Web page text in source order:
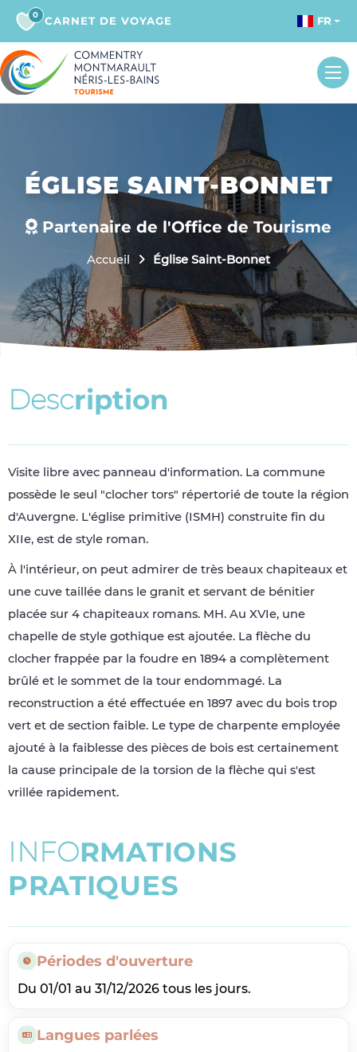
0 CARNET DE VOYAGE FR
ÉGLISE SAINT-BONNET
Partenaire de l'Office de Tourisme
Accueil Église Saint-Bonnet
Description
Visite libre avec panneau d'information. La commune
possède le seul "clocher tors" répertorié de toute la région
d'Auvergne. L'église primitive (ISMH) construite fin du
XIIe, est de style roman.
À l'intérieur, on peut admirer de très beaux chapiteaux et
une cuve taillée dans le granit et servant de bénitier
placée sur 4 chapiteaux romans. MH. Au XVIe, une
chapelle de style gothique est ajoutée. La flèche du
clocher frappée par la foudre en 1894 a complètement
brûlé et le sommet de la tour endommagé. La
reconstruction a été effectuée en 1897 avec du bois trop
vert et de section faible. Le type de charpente employée
ajouté à la faiblesse des pièces de bois est certainement
la cause principale de la torsion de la flèche qui s'est
vrillée rapidement.
INFORMATIONS
PRATIQUES
Périodes d'ouverture
Du 01/01 au 31/12/2026 tous les jours.
Langues parlées